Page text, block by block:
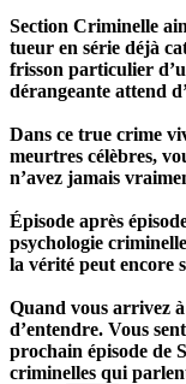
Section Criminelle
tueur en série déjà
frisson particulier
dérangeante attend
Dans ce true crime
meurtres célèbres,
n’avez jamais
Épisode après
psychologie
la vérité peut encore
Quand vous arrivez
d’entendre. Vous
prochain épisode de
criminelles qui